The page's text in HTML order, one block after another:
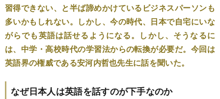
習得できない、と半ば諦めかけているビジネスパーソンも
多いかもしれない。しかし、今の時代、日本で自宅にいな
がらでも英語は話せるようになる。しかし、そうなるに
は、中学・高校時代の学習法からの転換が必要だ。今回は
英語界の権威である安河内哲也先生に話を聞いた。
なぜ日本人は英語を話すのが下手なのか